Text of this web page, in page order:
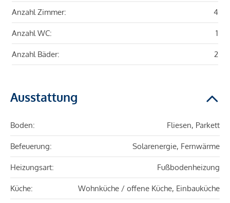
Anzahl Zimmer: 4
Anzahl WC: 1
Anzahl Bäder: 2
Ausstattung
Boden: Fliesen, Parkett
Befeuerung: Solarenergie, Fernwärme
Heizungsart: Fußbodenheizung
Küche: Wohnküche / offene Küche, Einbauküche